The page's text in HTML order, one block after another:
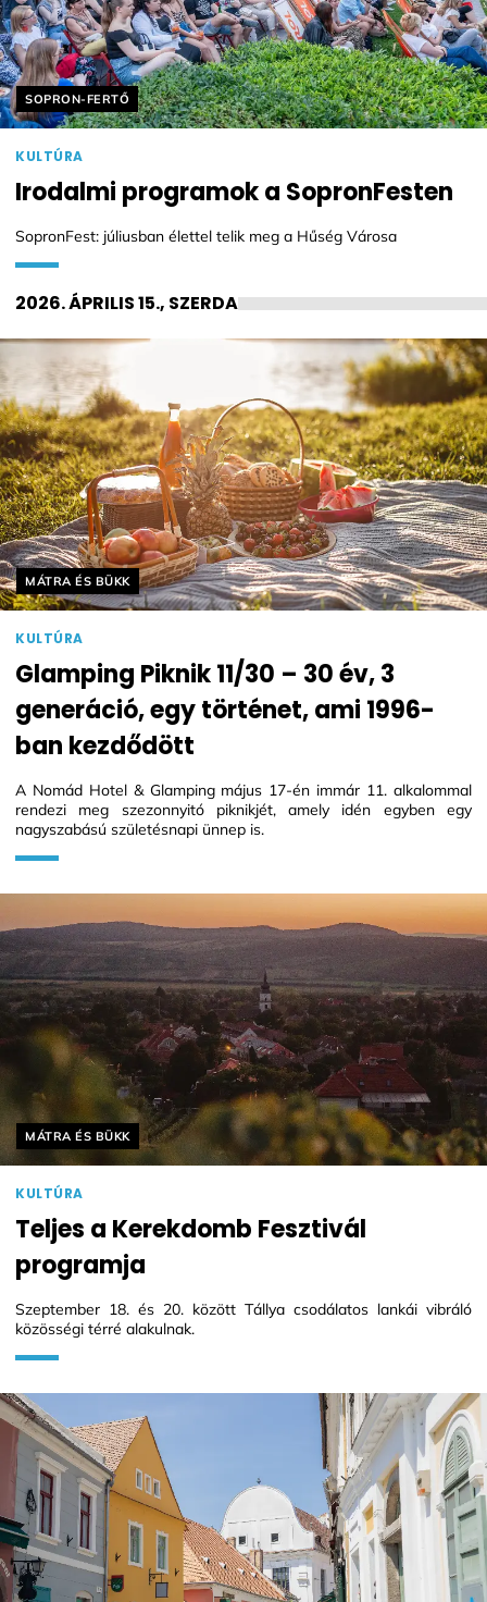
Helyszín címkék:
SOPRON-FERTŐ
KULTÚRA
Irodalmi programok a SopronFesten
SopronFest: júliusban élettel telik meg a Hűség Városa
2026. ÁPRILIS 15., SZERDA
Helyszín címkék:
MÁTRA ÉS BÜKK
KULTÚRA
Glamping Piknik 11/30 – 30 év, 3
generáció, egy történet, ami 1996-
ban kezdődött
A Nomád Hotel & Glamping május 17-én immár 11. alkalommal
rendezi meg szezonnyitó piknikjét, amely idén egyben egy
nagyszabású születésnapi ünnep is.
Helyszín címkék:
MÁTRA ÉS BÜKK
KULTÚRA
Teljes a Kerekdomb Fesztivál
programja
Szeptember 18. és 20. között Tállya csodálatos lankái vibráló
közösségi térré alakulnak.